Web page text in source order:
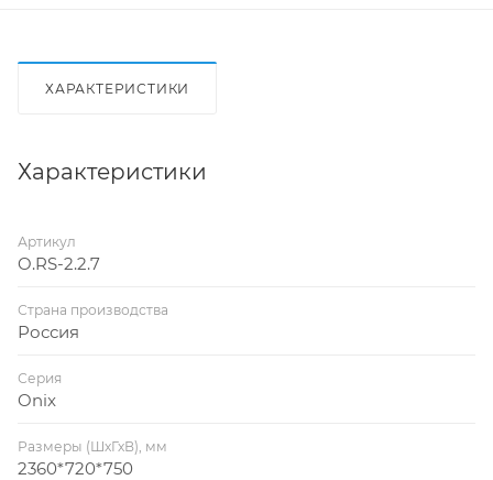
ХАРАКТЕРИСТИКИ
Характеристики
Артикул
O.RS-2.2.7
Страна производства
Россия
Серия
Onix
Размеры (ШхГхВ), мм
2360*720*750